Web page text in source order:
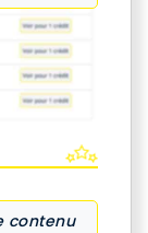
contenu